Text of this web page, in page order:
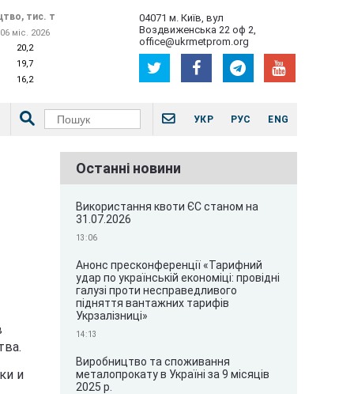
04071 м. Київ, вул
Воздвиженська 22 оф 2,
office@ukrmetprom.org
тис. т
06 міс. 2026
20,2
19,7
16,2
УКР РУС ENG
и
Останні новини
Використання квоти ЄС станом на
31.07.2026
13:06
Анонс пресконференції «Тарифний
удар по українській економіці: провідні
галузі проти несправедливого
підняття вантажних тарифів
Укрзалізниці»
14:13
Виробництво та споживання
металопрокату в Україні за 9 місяців
2025 р.